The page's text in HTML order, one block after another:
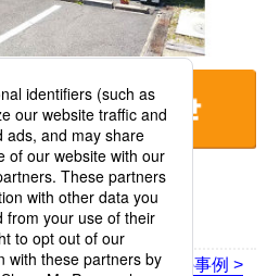
話をする
次の事例 >